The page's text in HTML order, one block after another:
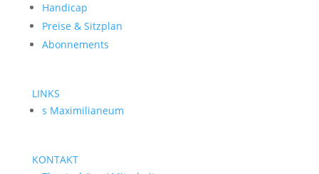
Handicap
Preise & Sitzplan
Abonnements
LINKS
s Maximilianeum
KONTAKT